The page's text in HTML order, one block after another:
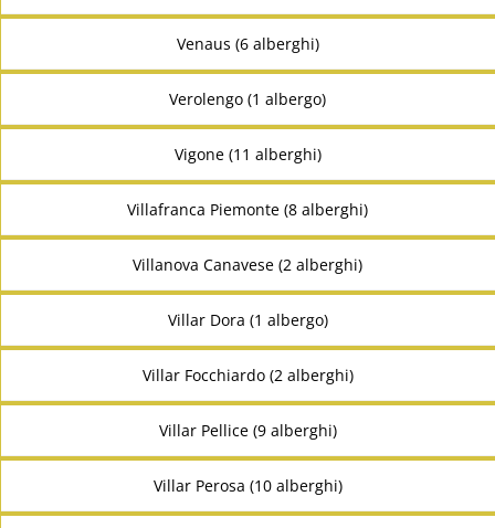
Venaus (6 alberghi)
Verolengo (1 albergo)
Vigone (11 alberghi)
Villafranca Piemonte (8 alberghi)
Villanova Canavese (2 alberghi)
Villar Dora (1 albergo)
Villar Focchiardo (2 alberghi)
Villar Pellice (9 alberghi)
Villar Perosa (10 alberghi)